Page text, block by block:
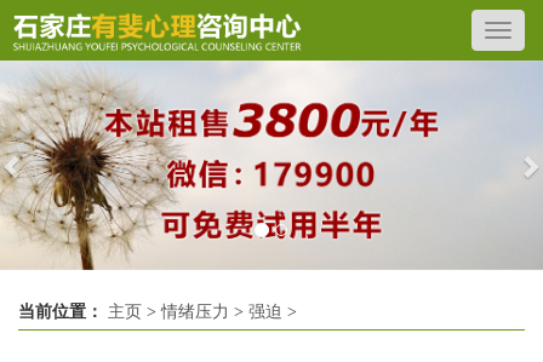
Previous
当前位置： 主页 >情绪压力 > 强迫 >